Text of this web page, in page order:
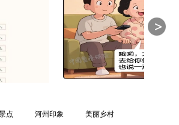
点 河州印象 美丽乡村